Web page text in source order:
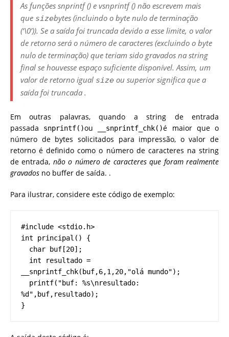
As funções snprintf() e vsnprintf() não escrevem mais
que sizebytes (incluindo o byte nulo de terminação
(‘\0’)). Se a saída foi truncada devido a esse limite, o valor
de retorno será o número de caracteres (excluindo o byte
nulo de terminação) que teriam sido gravados na string
final se houvesse espaço suficiente disponível. Assim, um
valor de retorno igual size ou superior significa que a
saída foi truncada .
Em outras palavras, quando a string de entrada
passada
snprintf()ou __snprintf_chk()é maior que o
número de bytes solicitados para impressão, o valor de
retorno é definido como o número de caracteres na string
de entrada, não o número de caracteres que foramrealmente
gravados no buffer de saída. .
Para ilustrar, considere este código de exemplo:
#include <stdio.h>
int principal() {
  char buf[20];
__snprintf_chk(buf,6,1,20,"olá mundo");
%d",buf,resultado);
}